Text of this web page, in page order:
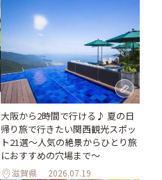
大阪から2時間で行ける♪ 夏の日
帰り旅で行きたい関西観光スポッ
ト21選～人気の絶景からひとり旅
におすすめの穴場まで～
滋賀県 2026.07.19